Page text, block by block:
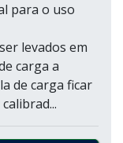
para o uso
levados em
carga a
de carga ficar